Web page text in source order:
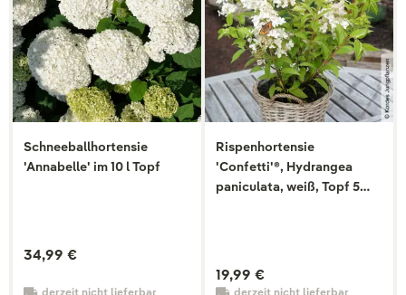
Schneeballhortensie
'Annabelle' im 10 l Topf
34,99 €
derzeit nicht lieferbar
Rispenhortensie
'Confetti'®, Hydrangea
paniculata, weiß, Topf 5
19,99 €
derzeit nicht lieferbar